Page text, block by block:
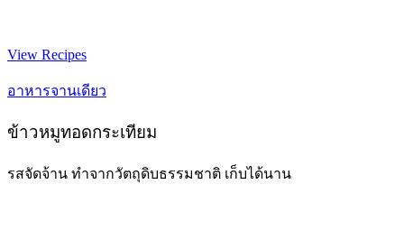
View Recipes
อาหารจานเดียว
ข้าวหมูทอดกระเทียม
รสจัดจ้าน ทำจากวัตถุดิบธรรมชาติ เก็บได้นาน